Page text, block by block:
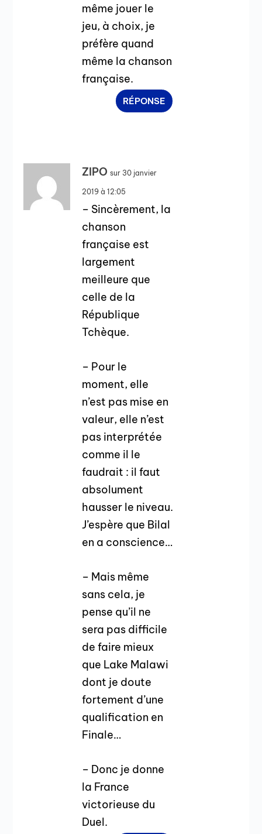
même jouer le
jeu, à choix, je
préfère quand
même la chanson
française.
RÉPONSE
ZIPO sur 30 janvier
2019 à 12:05
– Sincèrement, la
chanson
française est
largement
meilleure que
celle de la
République
Tchèque.
– Pour le
moment, elle
n’est pas mise en
valeur, elle n’est
pas interprétée
comme il le
faudrait : il faut
absolument
hausser le niveau.
J’espère que Bilal
en a conscience…
– Mais même
sans cela, je
pense qu’il ne
sera pas difficile
de faire mieux
que Lake Malawi
dont je doute
fortement d’une
qualification en
Finale…
– Donc je donne
la France
victorieuse du
Duel.